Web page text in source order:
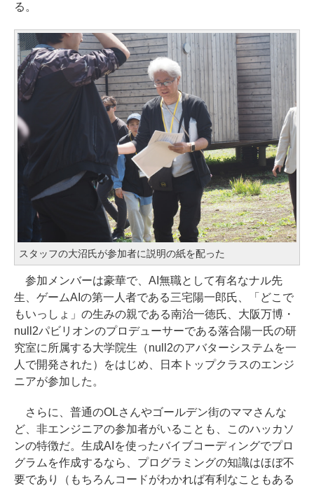
る。
スタッフの大沼氏が参加者に説明の紙を配った
参加メンバーは豪華で、AI無職として有名なナル先
生、ゲームAIの第一人者である三宅陽一郎氏、「どこで
もいっしょ」の生みの親である南治一徳氏、大阪万博・
null2パビリオンのプロデューサーである落合陽一氏の研
究室に所属する大学院生（null2のアバターシステムを一
人で開発された）をはじめ、日本トップクラスのエンジ
ニアが参加した。
さらに、普通のOLさんやゴールデン街のママさんな
ど、非エンジニアの参加者がいることも、このハッカソ
ンの特徴だ。生成AIを使ったバイブコーディングでプロ
グラムを作成するなら、プログラミングの知識はほぼ不
要であり（もちろんコードがわかれば有利なこともある